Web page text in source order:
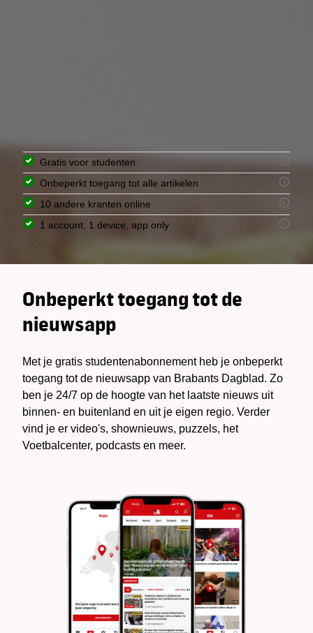
Gratis voor studenten
Onbeperkt toegang tot alle artikelen
10 andere kranten online
1 account, 1 device, app only
Onbeperkt toegang tot de
nieuwsapp
Met je gratis studentenabonnement heb je onbeperkt
toegang tot de nieuwsapp van Brabants Dagblad. Zo
ben je 24/7 op de hoogte van het laatste nieuws uit
binnen- en buitenland en uit je eigen regio. Verder
vind je er video's, shownieuws, puzzels, het
Voetbalcenter, podcasts en meer.